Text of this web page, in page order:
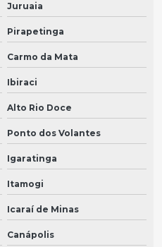
Juruaia
Pirapetinga
Carmo da Mata
Ibiraci
Alto Rio Doce
Ponto dos Volantes
Igaratinga
Itamogi
Icaraí de Minas
Canápolis